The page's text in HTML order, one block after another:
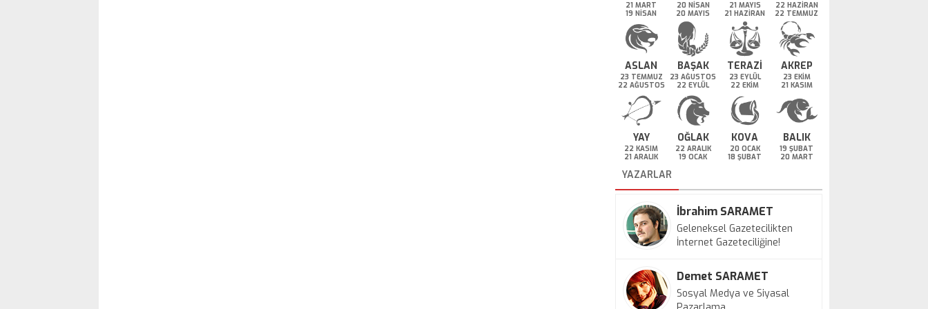
21 MART
19 NİSAN
20 NİSAN
20 MAYIS
21 MAYIS
21 HAZİRAN
22 HAZİRAN
22 TEMMUZ
ASLAN
23 TEMMUZ
22 AĞUSTOS
BAŞAK
23 AĞUSTOS
22 EYLÜL
TERAZİ
23 EYLÜL
22 EKİM
AKREP
23 EKİM
21 KASIM
YAY
22 KASIM
21 ARALIK
OĞLAK
22 ARALIK
19 OCAK
KOVA
20 OCAK
18 ŞUBAT
BALIK
19 ŞUBAT
20 MART
YAZARLAR
İbrahim SARAMET
Geleneksel Gazetecilikten
İnternet Gazeteciliğine!
Demet SARAMET
Sosyal Medya ve Siyasal